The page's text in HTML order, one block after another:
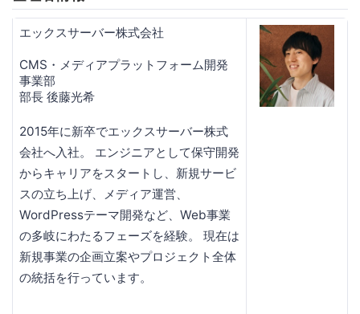
エックスサーバー株式会社
CMS・メディアプラットフォーム開発
事業部
部長 後藤光希
2015年に新卒でエックスサーバー株式
会社へ入社。 エンジニアとして保守開発
からキャリアをスタートし、新規サービ
スの立ち上げ、メディア運営、
WordPressテーマ開発など、Web事業
の多岐にわたるフェーズを経験。 現在は
新規事業の企画立案やプロジェクト全体
の統括を行っています。